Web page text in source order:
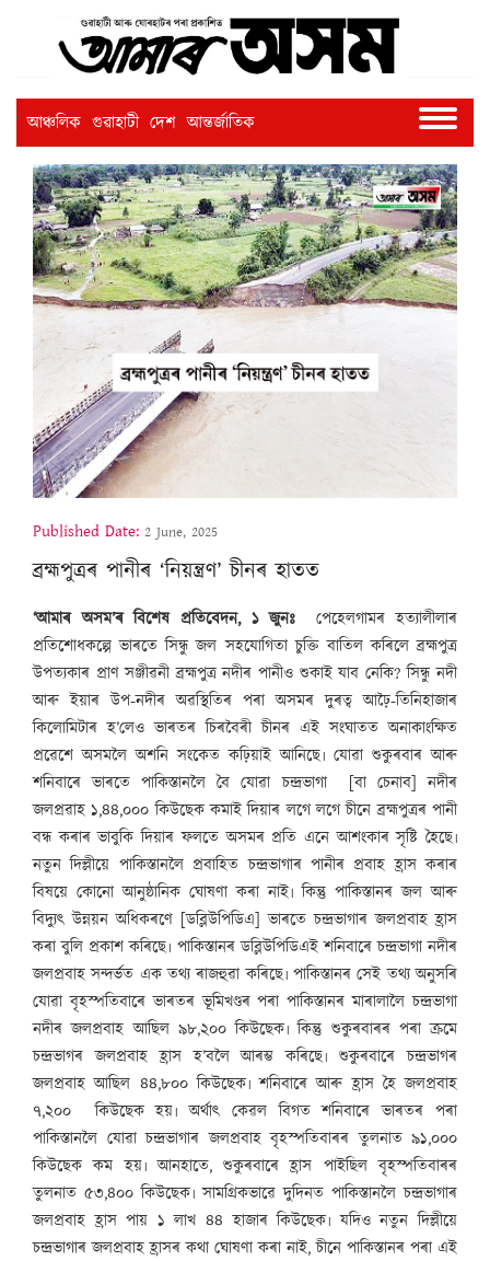
আঞ্চলিক গুৱাহাটী দেশ আন্তৰ্জাতিক
Published Date: 2 June, 2025
ব্ৰহ্মপুত্ৰৰ পানীৰ ‘নিয়ন্ত্ৰণ’ চীনৰ হাতত
‘আমাৰ অসম’ৰ বিশেষ প্ৰতিবেদন, ১ জুনঃ পেহেলগামৰ হত্যালীলাৰ
প্ৰতিশোধকল্পে ভাৰতে সিন্ধু জল সহযোগিতা চুক্তি বাতিল কৰিলে ব্ৰহ্মপুত্ৰ
উপত্যকাৰ প্ৰাণ সঞ্জীৱনী ব্ৰহ্মপুত্ৰ নদীৰ পানীও শুকাই যাব নেকি? সিন্ধু নদী
আৰু ইয়াৰ উপ-নদীৰ অৱস্থিতিৰ পৰা অসমৰ দুৰত্ব আঢ়ৈ-তিনিহাজাৰ
কিলোমিটাৰ হ’লেও ভাৰতৰ চিৰবৈৰী চীনৰ এই সংঘাতত অনাকাংক্ষিত
প্ৰৱেশে অসমলৈ অশনি সংকেত কঢ়িয়াই আনিছে৷ যোৱা শুকুৰবাৰ আৰু
শনিবাৰে ভাৰতে পাকিস্তানলৈ বৈ যোৱা চন্দ্ৰভাগা [বা চেনাব] নদীৰ
জলপ্ৰৱাহ ১,৪৪,০০০ কিউছেক কমাই দিয়াৰ লগে লগে চীনে ব্ৰহ্মপুত্ৰৰ পানী
বন্ধ কৰাৰ ভাবুকি দিয়াৰ ফলতে অসমৰ প্ৰতি এনে আশংকাৰ সৃষ্টি হৈছে৷
নতুন দিল্লীয়ে পাকিস্তানলৈ প্ৰবাহিত চন্দ্ৰভাগাৰ পানীৰ প্ৰবাহ হ্ৰাস কৰাৰ
বিষয়ে কোনো আনুষ্ঠানিক ঘোষণা কৰা নাই৷ কিন্তু পাকিস্তানৰ জল আৰু
বিদ্যুৎ উন্নয়ন অধিকৰণে [ডব্লিউপিডিএ] ভাৰতে চন্দ্ৰভাগাৰ জলপ্ৰবাহ হ্ৰাস
কৰা বুলি প্ৰকাশ কৰিছে৷ পাকিস্তানৰ ডব্লিউপিডিএই শনিবাৰে চন্দ্ৰভাগা নদীৰ
জলপ্ৰবাহ সন্দৰ্ভত এক তথ্য ৰাজহুৱা কৰিছে৷ পাকিস্তানৰ সেই তথ্য অনুসৰি
যোৱা বৃহস্পতিবাৰে ভাৰতৰ ভূমিখণ্ডৰ পৰা পাকিস্তানৰ মাৰালালৈ চন্দ্ৰভাগা
নদীৰ জলপ্ৰবাহ আছিল ৯৮,২০০ কিউছেক৷ কিন্তু শুকুৰবাৰৰ পৰা ক্ৰমে
চন্দ্ৰভাগৰ জলপ্ৰবাহ হ্ৰাস হ’বলৈ আৰম্ভ কৰিছে৷ শুকুৰবাৰে চন্দ্ৰভাগৰ
জলপ্ৰবাহ আছিল ৪৪,৮০০ কিউছেক৷ শনিবাৰে আৰু হ্ৰাস হৈ জলপ্ৰবাহ
৭,২০০ কিউছেক হয়৷ অৰ্থাৎ কেৱল বিগত শনিবাৰে ভাৰতৰ পৰা
পাকিস্তানলৈ যোৱা চন্দ্ৰভাগাৰ জলপ্ৰবাহ বৃহস্পতিবাৰৰ তুলনাত ৯১,০০০
কিউছেক কম হয়৷ আনহাতে, শুকুৰবাৰে হ্ৰাস পাইছিল বৃহস্পতিবাৰৰ
তুলনাত ৫৩,৪০০ কিউছেক৷ সামগ্ৰিকভাৱে দুদিনত পাকিস্তানলৈ চন্দ্ৰভাগাৰ
জলপ্ৰবাহ হ্ৰাস পায় ১ লাখ ৪৪ হাজাৰ কিউছেক৷ যদিও নতুন দিল্লীয়ে
চন্দ্ৰভাগাৰ জলপ্ৰবাহ হ্ৰাসৰ কথা ঘোষণা কৰা নাই, চীনে পাকিস্তানৰ পৰা এই